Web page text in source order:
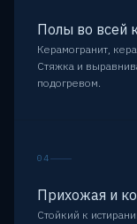
Полы во всей
Керамогранит,
Стяжка и
подогревом.
04
Прихожая и
Стойкий к